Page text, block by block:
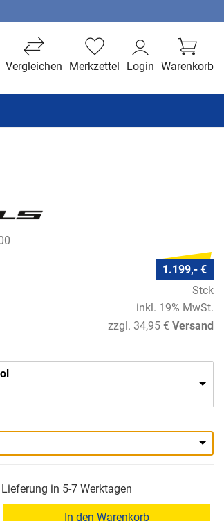
Warenkorb
Login
Merkzettel
Vergleichen
1.199,- €
Stck
inkl. 19% MwSt.
zzgl. 34,95 € Versand
in 5-7 Werktagen
In den Warenkorb